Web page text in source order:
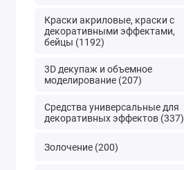
Краски акриловые, краски с
декоративными эффектами,
бейцы (1192)
3D декупаж и объемное
моделирование (207)
Средства универсальные для
декоративных эффектов (337)
Золочение (200)